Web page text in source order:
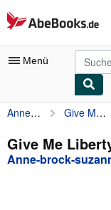
Zum Hauptinhalt
AbeBooks.de
Menü
Nutzerkonto
Meine Bestellungen
Detailsuche
Anne-brock-suzanne-brockmann Give Me Liberty
Give Me
Anne-brock-